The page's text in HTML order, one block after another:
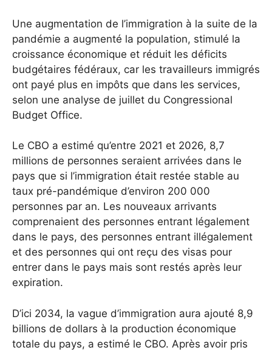
Une augmentation de l’immigration à la suite de la
pandémie a augmenté la population, stimulé la
croissance économique et réduit les déficits
budgétaires fédéraux, car les travailleurs immigrés
ont payé plus en impôts que dans les services,
selon une analyse de juillet du Congressional
Budget Office.
Le CBO a estimé qu’entre 2021 et 2026, 8,7
millions de personnes seraient arrivées dans le
pays que si l’immigration était restée stable au
taux pré-pandémique d’environ 200 000
personnes par an. Les nouveaux arrivants
comprenaient des personnes entrant légalement
dans le pays, des personnes entrant illégalement
et des personnes qui ont reçu des visas pour
entrer dans le pays mais sont restés après leur
expiration.
D’ici 2034, la vague d’immigration aura ajouté 8,9
billions de dollars à la production économique
totale du pays, a estimé le CBO. Après avoir pris